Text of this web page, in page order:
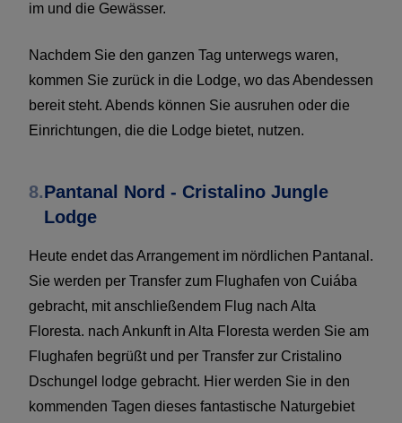
im und die Gewässer.
Nachdem Sie den ganzen Tag unterwegs waren,
kommen Sie zurück in die Lodge, wo das Abendessen
bereit steht. Abends können Sie ausruhen oder die
Einrichtungen, die die Lodge bietet, nutzen.
8.Pantanal Nord - Cristalino Jungle
Lodge
Heute endet das Arrangement im nördlichen Pantanal.
Sie werden per Transfer zum Flughafen von Cuiába
gebracht, mit anschließendem Flug nach Alta
Floresta. nach Ankunft in Alta Floresta werden Sie am
Flughafen begrüßt und per Transfer zur Cristalino
Dschungel lodge gebracht. Hier werden Sie in den
kommenden Tagen dieses fantastische Naturgebiet